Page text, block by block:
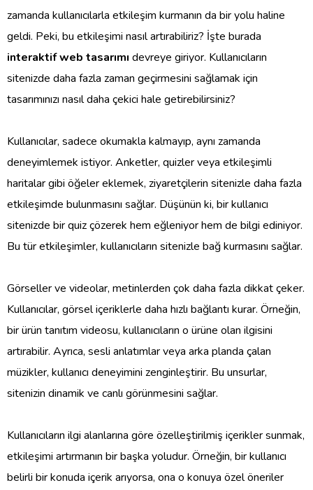
zamanda kullanıcılarla etkileşim kurmanın da bir yolu haline
geldi. Peki, bu etkileşimi nasıl artırabiliriz? İşte burada
interaktif web tasarımı devreye giriyor. Kullanıcıların
sitenizde daha fazla zaman geçirmesini sağlamak için
tasarımınızı nasıl daha çekici hale getirebilirsiniz?
Kullanıcılar, sadece okumakla kalmayıp, aynı zamanda
deneyimlemek istiyor. Anketler, quizler veya etkileşimli
haritalar gibi öğeler eklemek, ziyaretçilerin sitenizle daha fazla
etkileşimde bulunmasını sağlar. Düşünün ki, bir kullanıcı
sitenizde bir quiz çözerek hem eğleniyor hem de bilgi ediniyor.
Bu tür etkileşimler, kullanıcıların sitenizle bağ kurmasını sağlar.
Görseller ve videolar, metinlerden çok daha fazla dikkat çeker.
Kullanıcılar, görsel içeriklerle daha hızlı bağlantı kurar. Örneğin,
bir ürün tanıtım videosu, kullanıcıların o ürüne olan ilgisini
artırabilir. Ayrıca, sesli anlatımlar veya arka planda çalan
müzikler, kullanıcı deneyimini zenginleştirir. Bu unsurlar,
sitenizin dinamik ve canlı görünmesini sağlar.
Kullanıcıların ilgi alanlarına göre özelleştirilmiş içerikler sunmak,
etkileşimi artırmanın bir başka yoludur. Örneğin, bir kullanıcı
belirli bir konuda içerik arıyorsa, ona o konuya özel öneriler